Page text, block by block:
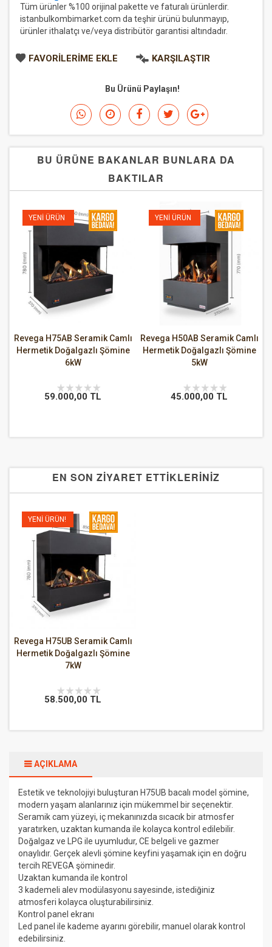
Tüm ürünler %100 orijinal pakette ve faturalı ürünlerdir.
istanbulkombimarket.com da teşhir ürünü bulunmayıp,
ürünler ithalatçı ve/veya distribütör garantisi altındadır.
FAVORILERIME EKLE KARŞILAŞTIR
Bu Ürünü Paylaşın!
BU ÜRÜNE BAKANLAR BUNLARA DA
BAKTILAR
Revega H75AB Seramik Camlı
Hermetik Doğalgazlı Şömine
6kW
YENI ÜRÜN
59.000,00 TL
Revega H50AB Seramik Camlı
Hermetik Doğalgazlı Şömine
5kW
YENI ÜRÜN
45.000,00 TL
EN SON ZİYARET ETTİKLERİNİZ
Revega H75UB Seramik Camlı
Hermetik Doğalgazlı Şömine
7kW
YENI ÜRÜN!
58.500,00 TL
AÇIKLAMA
Estetik ve teknolojiyi buluşturan H75UB bacalı model şömine,
modern yaşam alanlarınız için mükemmel bir seçenektir.
Seramik cam yüzeyi, iç mekanınızda sıcacık bir atmosfer
yaratırken, uzaktan kumanda ile kolayca kontrol edilebilir.
Doğalgaz ve LPG ile uyumludur, CE belgeli ve gazmer
onaylıdır. Gerçek alevli şömine keyfini yaşamak için en doğru
tercih REVEGA şöminedir.
Uzaktan kumanda ile kontrol
3 kademeli alev modülasyonu sayesinde, istediğiniz
atmosferi kolayca oluşturabilirsiniz.
Kontrol panel ekranı
Led panel ile kademe ayarını görebilir, manuel olarak kontrol
edebilirsiniz.